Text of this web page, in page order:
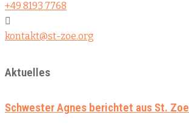
+49 8193 7768
kontakt@st-zoe.org
Aktuelles
Schwester Agnes berichtet aus St. Zoe